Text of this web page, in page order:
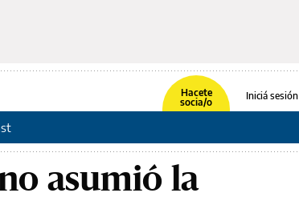
Hacete
socia/o
Iniciá sesión
asumió la